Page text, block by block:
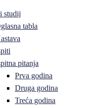
studij
tabla
pitanja
Prva godina
Druga godina
Treća godina